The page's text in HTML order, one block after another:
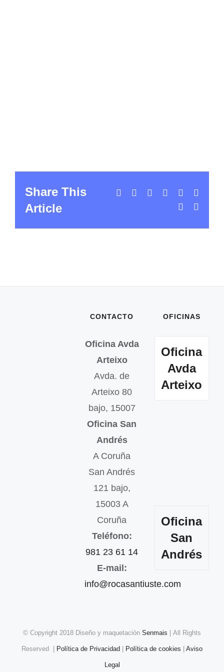
Share This
Article
Facebook LinkedInWhatsApp
Tumblr
CONTACTO
Oficina Avda
Arteixo
Avda. de
Arteixo 80
bajo, 15007
Oficina San
Andrés
A Coruña
San Andrés
121 bajo,
15003 A
Coruña
Teléfono:
981 23 61 14
E-mail:
info@rocasantiuste.com
OFICINAS
Oficina
Avda
Arteixo
Oficina
San
Andrés
© Copyright 2018 Diseño y maquetación Senmais | All Rights
Reserved | Política de Privacidad Política de cookies Aviso
Legal